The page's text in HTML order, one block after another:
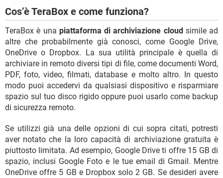
Cos’è TeraBox e come funziona?
TeraBox è una piattaforma di archiviazione cloudsimile ad
altre che probabilmente già conosci, come Google Drive,
OneDrive o Dropbox. La sua utilità principale è quella di
archiviare in remoto diversi tipi di file, come documenti Word,
PDF, foto, video, filmati, database e molto altro. In questo
modo puoi accedervi da qualsiasi dispositivo e risparmiare
spazio sul tuo disco rigido oppure puoi usarlo come backup
di sicurezza remoto.
Se utilizzi già una delle opzioni di cui sopra citati, potresti
aver notato che la loro capacità di archiviazione gratuita è
piuttosto limitata. Ad esempio, Google Drive ti offre 15 GB di
spazio, inclusi Google Foto e le tue email di Gmail. Mentre
OneDrive offre 5 GB e Dropbox solo 2 GB. Se desideri avere